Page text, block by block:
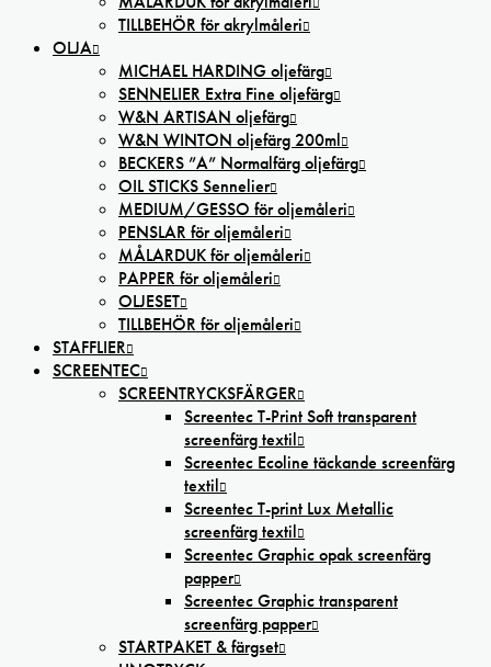
TILLBEHÖR för akrylmåleri
OLJA
MICHAEL HARDING oljefärg
SENNELIER Extra Fine oljefärg
W&N ARTISAN oljefärg
W&N WINTON oljefärg 200ml
BECKERS ”A” Normalfärg oljefärg
OIL STICKS Sennelier
MEDIUM/GESSO för oljemåleri
PENSLAR för oljemåleri
MÅLARDUK för oljemåleri
PAPPER för oljemåleri
OLJESET
TILLBEHÖR för oljemåleri
STAFFLIER
SCREENTEC
SCREENTRYCKSFÄRGER
Screentec T-Print Soft transparent
screenfärg textil
Screentec Ecoline täckande screenfärg
textil
Screentec T-print Lux Metallic
screenfärg textil
Screentec Graphic opak screenfärg
papper
Screentec Graphic transparent
screenfärg papper
STARTPAKET & färgset